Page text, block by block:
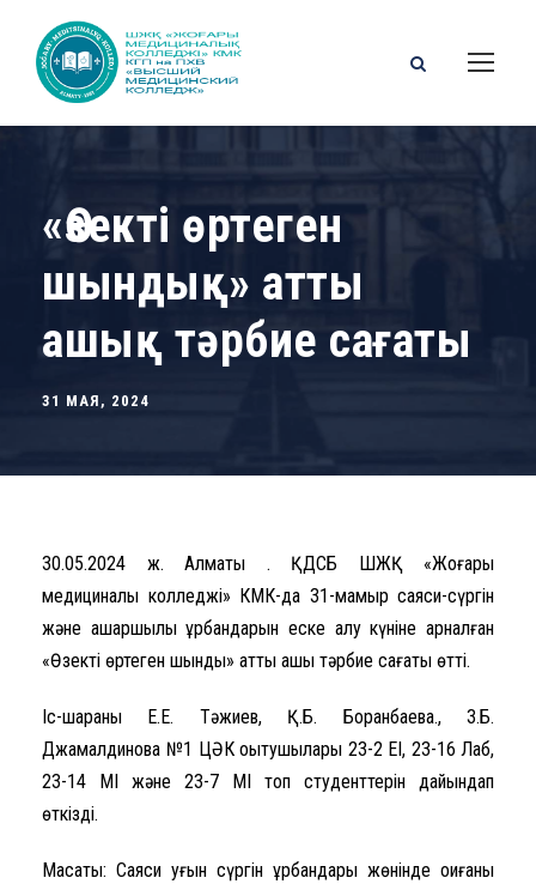
«Өзекті өртеген
шындық» атты
ашық тәрбие сағаты
31 МАЯ, 2024
30.05.2024 ж. Алматы қ. ҚДСБ ШЖҚ «Жоғары
медициналық колледжі» КМК-да 31-мамыр саяси-сүргін
және ашаршылық құрбандарын еске алу күніне арналған
«Өзекті өртеген шындық» атты ашық тәрбие сағаты өтті.
Іс-шараны Е.Е. Тәжиев, Қ.Б. Боранбаева., З.Б.
Джамалдинова №1 ЦӘК оқытушылары 23-2 ЕІ, 23-16 Лаб,
23-14 МІ және 23-7 МІ топ студенттерін дайындап
өткізді.
Мақсаты: Саяси қуғын сүргін құрбандары жөнінде оқиғаны